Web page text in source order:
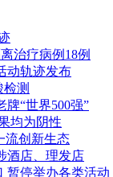
治疗病例18例
动轨迹发布
测
“世界500强”
均为阴性
流创新生态
酒店、理发店
暂停举办各类活动